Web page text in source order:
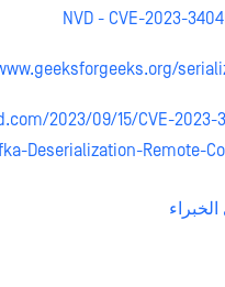
NVD - CVE-2023-
2023/09/15/CVE-2023-
Deserialization-Remote-